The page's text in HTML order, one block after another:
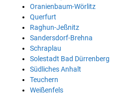
Oranienbaum-Wörlitz
Querfurt
Raghun-Jeßnitz
Sandersdorf-Brehna
Schraplau
Solestadt Bad Dürrenberg
Südliches Anhalt
Teuchern
Weißenfels